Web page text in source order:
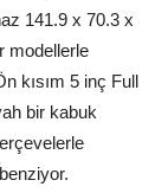
141.9 x 70.3 x
modellerle
kısım 5 inç Full
bir kabuk